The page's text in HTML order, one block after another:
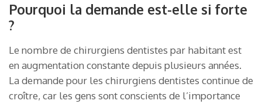
Pourquoi la demande est-elle si forte
?
Le nombre de chirurgiens dentistes par habitant est
en augmentation constante depuis plusieurs années.
La demande pour les chirurgiens dentistes continue de
croître, car les gens sont conscients de l’importance